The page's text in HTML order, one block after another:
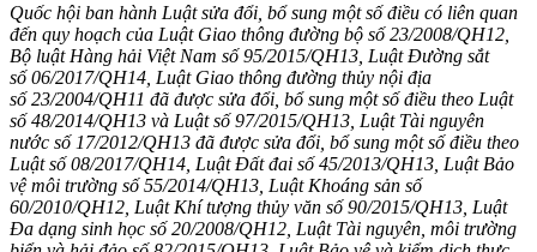
Quốc hội ban hành Luật sửa đổi, bổ sung một số điều có liên quan
đến quy hoạch của Luật Giao thông đường bộ số 23/2008/QH12,
Bộ luật Hàng hải Việt Nam số95/2015/QH13, Luật Đường sắt
số06/2017/QH14, Luật Giao thông đường thủy nội địa
số23/2004/QH11 đã được sửa đổi, bổ sung một số điều theo Luật
số48/2014/QH13 và Luật số97/2015/QH13, Luật Tài nguyên
nước số 17/2012/QH13 đã được sửa đổi, bổ sung một số điều theo
Luật số08/2017/QH14, Luật Đất đai số45/2013/QH13, Luật Bảo
vệ môi trường số55/2014/QH13, Luật Khoáng sản số
60/2010/QH12, Luật Khí tượng thủy văn số 90/2015/QH13, Luật
Đa dạng sinh học số 20/2008/QH12, Luật Tài nguyên, môi trường